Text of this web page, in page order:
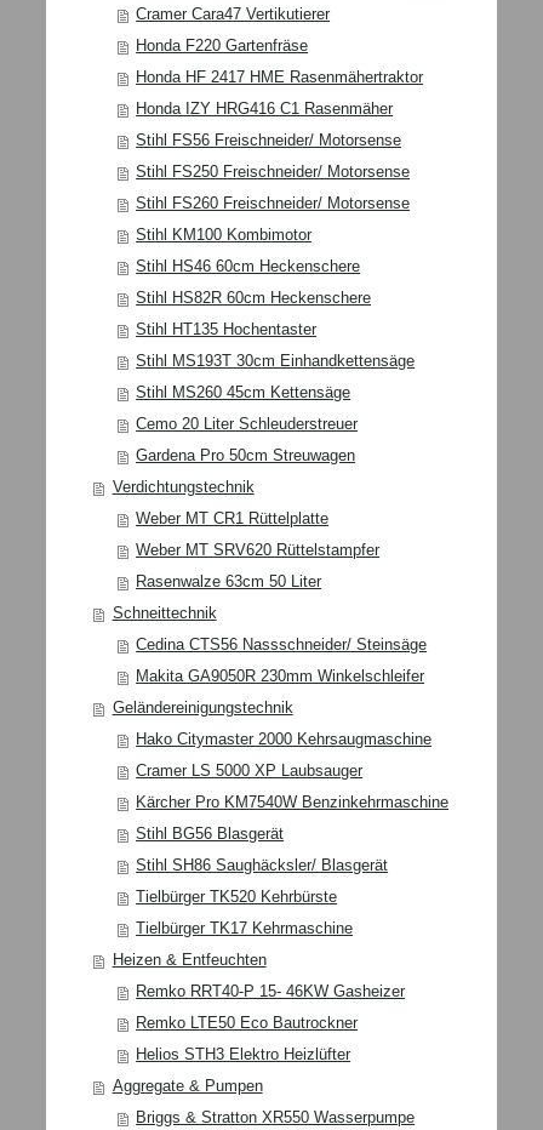
Cramer Cara47 Vertikutierer
Honda F220 Gartenfräse
Honda HF 2417 HME Rasenmähertraktor
Honda IZY HRG416 C1 Rasenmäher
Stihl FS56 Freischneider/ Motorsense
Stihl FS250 Freischneider/ Motorsense
Stihl FS260 Freischneider/ Motorsense
Stihl KM100 Kombimotor
Stihl HS46 60cm Heckenschere
Stihl HS82R 60cm Heckenschere
Stihl HT135 Hochentaster
Stihl MS193T 30cm Einhandkettensäge
Stihl MS260 45cm Kettensäge
Cemo 20 Liter Schleuderstreuer
Gardena Pro 50cm Streuwagen
Verdichtungstechnik
Weber MT CR1 Rüttelplatte
Weber MT SRV620 Rüttelstampfer
Rasenwalze 63cm 50 Liter
Schneittechnik
Cedina CTS56 Nassschneider/ Steinsäge
Makita GA9050R 230mm Winkelschleifer
Geländereinigungstechnik
Hako Citymaster 2000 Kehrsaugmaschine
Cramer LS 5000 XP Laubsauger
Kärcher Pro KM7540W Benzinkehrmaschine
Stihl BG56 Blasgerät
Stihl SH86 Saughäcksler/ Blasgerät
Tielbürger TK520 Kehrbürste
Tielbürger TK17 Kehrmaschine
Heizen & Entfeuchten
Remko RRT40-P 15- 46KW Gasheizer
Remko LTE50 Eco Bautrockner
Helios STH3 Elektro Heizlüfter
Aggregate & Pumpen
Briggs & Stratton XR550 Wasserpumpe